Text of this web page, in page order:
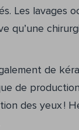
Les lavages
qu’une
de
de
des yeux !